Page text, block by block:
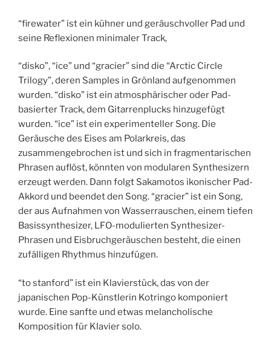
“firewater” ist ein kühner und geräuschvoller Pad und
seine Reflexionen minimaler Track,
“disko”, “ice” und “gracier” sind die “Arctic Circle
Trilogy”, deren Samples in Grönland aufgenommen
wurden. “disko” ist ein atmosphärischer oder Pad-
basierter Track, dem Gitarrenplucks hinzugefügt
wurden. “ice” ist ein experimenteller Song. Die
Geräusche des Eises am Polarkreis, das
zusammengebrochen ist und sich in fragmentarischen
Phrasen auflöst, könnten von modularen Synthesizern
erzeugt werden. Dann folgt Sakamotos ikonischer Pad-
Akkord und beendet den Song. “gracier” ist ein Song,
der aus Aufnahmen von Wasserrauschen, einem tiefen
Basissynthesizer, LFO-modulierten Synthesizer-
Phrasen und Eisbruchgeräuschen besteht, die einen
zufälligen Rhythmus hinzufügen.
“to stanford” ist ein Klavierstück, das von der
japanischen Pop-Künstlerin Kotringo komponiert
wurde. Eine sanfte und etwas melancholische
Komposition für Klavier solo.